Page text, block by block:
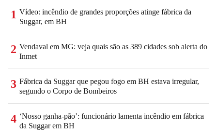
1 Vídeo: incêndio de grandes proporções atinge fábrica da
Suggar, em BH
2 Vendaval em MG: veja quais são as 389 cidades sob alerta do
Inmet
3 Fábrica da Suggar que pegou fogo em BH estava irregular,
segundo o Corpo de Bombeiros
4 ‘Nosso ganha-pão’: funcionário lamenta incêndio em fábrica
da Suggar em BH